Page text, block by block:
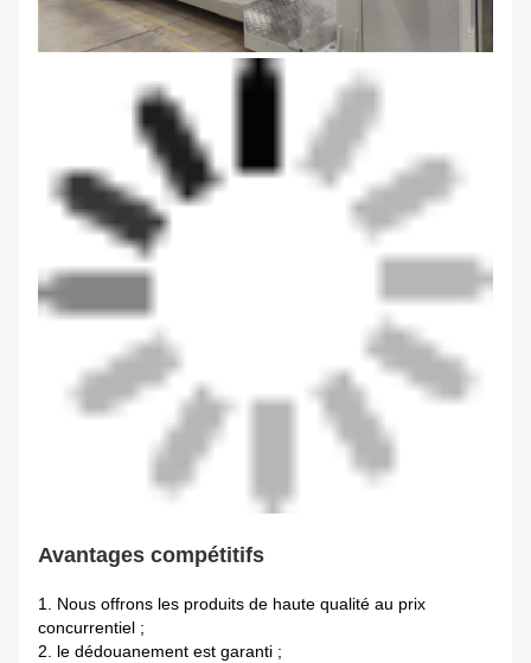
Avantages compétitifs
1. Nous offrons les produits de haute qualité au prix
concurrentiel ;
2. le dédouanement est garanti ;